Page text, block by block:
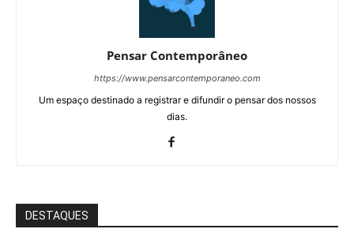
Pensar Contemporâneo
https://www.pensarcontemporaneo.com
Um espaço destinado a registrar e difundir o pensar dos nossos
dias.
DESTAQUES